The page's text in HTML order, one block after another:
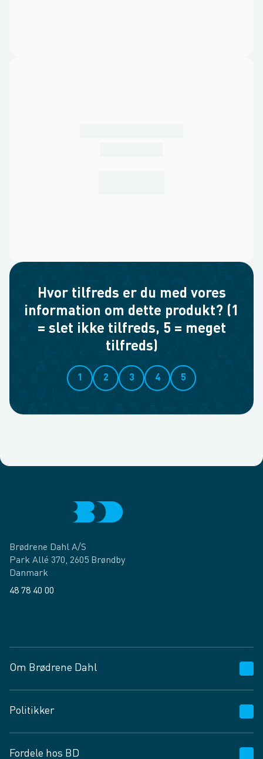
Hvor tilfreds er du med vores
information om dette produkt? (1
= slet ikke tilfreds, 5 = meget
tilfreds)
1 2 3 4 5
Brødrene Dahl A/S
Park Allé 370, 2605 Brøndby
Danmark
48 78 40 00
Om Brødrene Dahl
Vagttelefon 30 10 89 89
Spørgsmål og svar
Job og karriere
Politikker
Fordele hos BD